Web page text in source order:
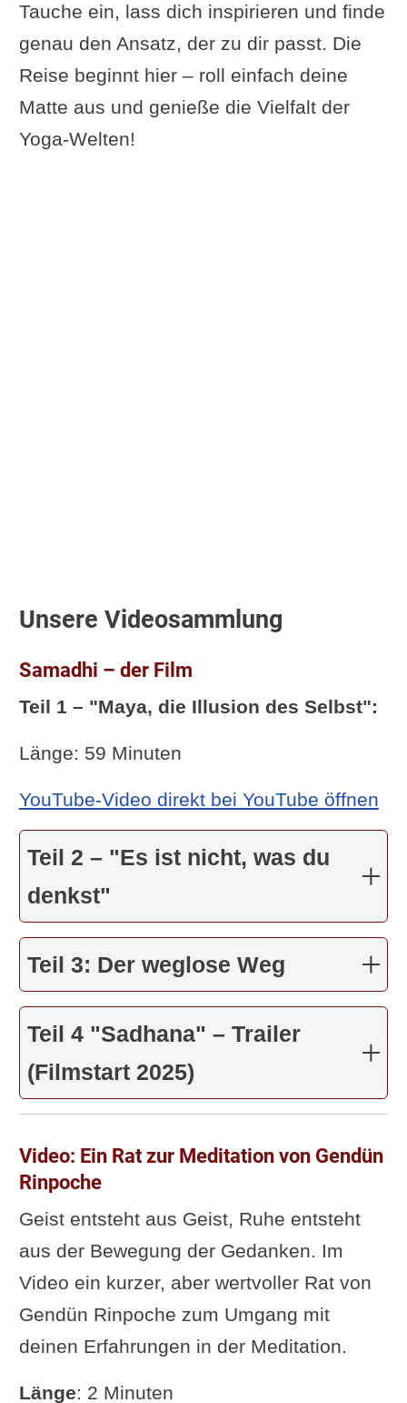
Ruschmann im Interview
Was uns verbindet
Yoga á la 1971 mit André Van
Lysebeths
Gehirn verändert
Video: Experiment in
Gedanken - Außerirdische und
Skurrile Yoga-Blüten – heute:
Bier Yoga
zum Yogi - im Vortrag
Ashtanga Yoga Demonstration
von Laruga Glaser
ein Gespräch
Interview mit Satya Singh über
Kundalini Yoga
Vortrag: Die Veränderbarkeit
von Haltung und Geist
Yoga-Kräftigung und Fitness
Metal Yoga – der harte Weg
zur Leere
Kurz-Video mit Untertitel: 5
Tauche ein, lass dich inspirieren und finde
genau den Ansatz, der zu dir passt. Die
Reise beginnt hier – roll einfach deine
Matte aus und genieße die Vielfalt der
Yoga-Welten!
Unsere Videosammlung
Samadhi – der Film
Teil 1 – "Maya, die Illusion des Selbst":
Länge: 59 Minuten
YouTube-Video direkt bei YouTube öffnen
Teil 2 – "Es ist nicht, was du
denkst"
Teil 3: Der weglose Weg
Teil 4 "Sadhana" – Trailer
(Filmstart 2025)
Video: Ein Rat zur Meditation von Gendün
Rinpoche
Geist entsteht aus Geist, Ruhe entsteht
aus der Bewegung der Gedanken. Im
Video ein kurzer, aber wertvoller Rat von
Gendün Rinpoche zum Umgang mit
deinen Erfahrungen in der Meditation.
Länge: 2 Minuten